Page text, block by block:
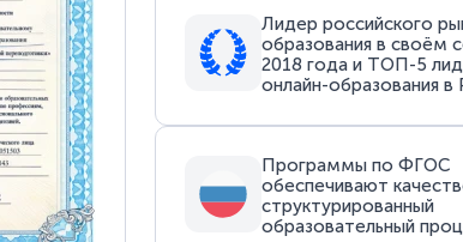
Лидер российского
образования в своём
2018 года и ТОП-5
онлайн-образования в
Программы по ФГОС
обеспечивают
структурированный
образовательный